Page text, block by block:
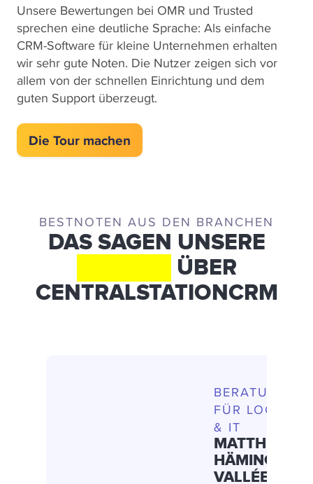
Unsere Bewertungen bei OMR und Trusted
sprechen eine deutliche Sprache: Als einfache
CRM-Software für kleine Unternehmen erhalten
wir sehr gute Noten. Die Nutzer zeigen sich vor
allem von der schnellen Einrichtung und dem
guten Support überzeugt.
Die Tour machen
BESTNOTEN AUS DEN BRANCHEN
DAS SAGEN UNSERE
ÜBER
CENTRALSTATIONCRM
BERATUNG
FÜR LOGISTIK
& IT
MATTHIAS
HÄMING
VALLÉE UND